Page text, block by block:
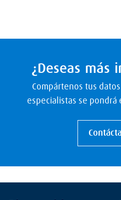
¿Deseas más
Compártenos tus
especialistas se pondrá